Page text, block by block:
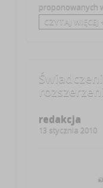
proponowanych
CZYTAJ WIĘCEJ
redakcja
13 stycznia 2010